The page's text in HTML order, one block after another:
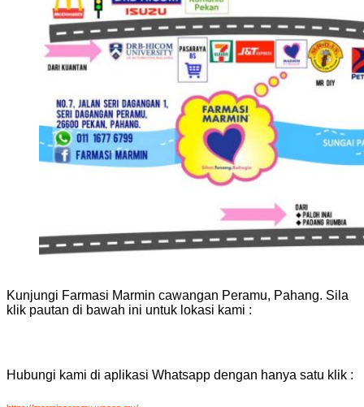
Kunjungi Farmasi Marmin cawangan Peramu, Pahang. Sila
klik pautan di bawah ini untuk lokasi kami :
Hubungi kami di aplikasi Whatsapp dengan hanya satu klik :